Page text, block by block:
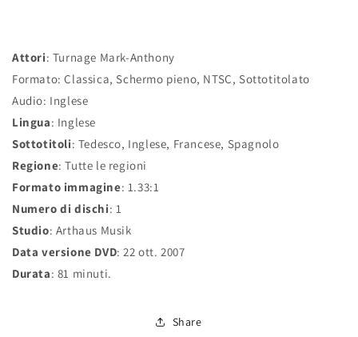
Attori: Turnage Mark-Anthony
Formato: Classica, Schermo pieno, NTSC, Sottotitolato
Audio: Inglese
Lingua: Inglese
Sottotitoli: Tedesco, Inglese, Francese, Spagnolo
Regione: Tutte le regioni
Formato immagine: 1.33:1
Numero di dischi: 1
Studio: Arthaus Musik
Data versione DVD: 22 ott. 2007
Durata: 81 minuti.
Share